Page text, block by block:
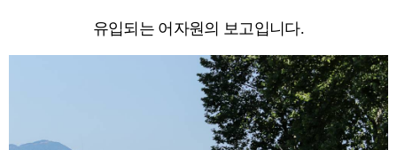
유입되는 어자원의 보고입니다.